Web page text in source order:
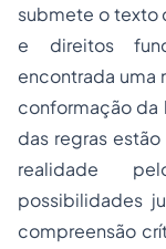
submete o texto
e direitos
encontrada uma
conformação da
das regras
realidade
possibilidades
compreensão